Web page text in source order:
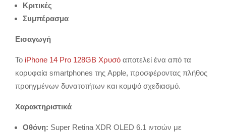
Κριτικές
Συμπέρασμα
Εισαγωγή
Το iPhone 14 Pro 128GB Χρυσό αποτελεί ένα από τα
κορυφαία smartphones της Apple, προσφέροντας πλήθος
προηγμένων δυνατοτήτων και κομψό σχεδιασμό.
Χαρακτηριστικά
Οθόνη: Super Retina XDR OLED 6.1 ιντσών με